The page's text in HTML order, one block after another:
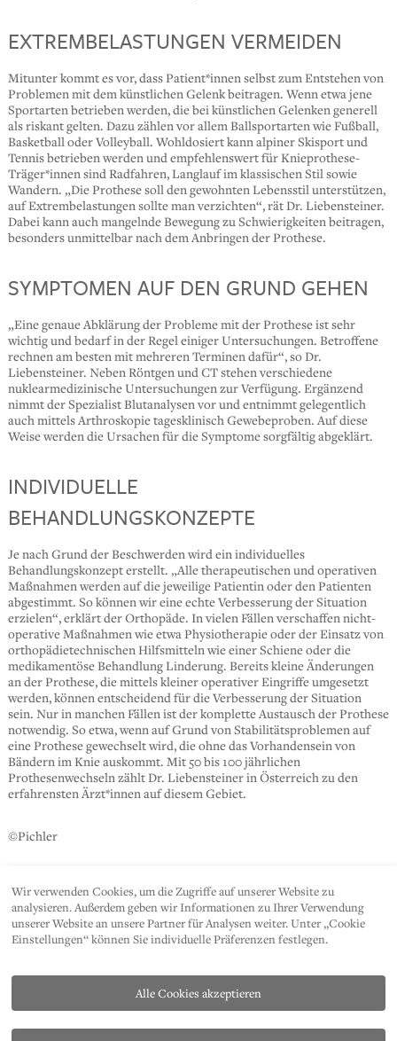
EXTREMBELASTUNGEN VERMEIDEN
Mitunter kommt es vor, dass Patient*innen selbst zum Entstehen von
Problemen mit dem künstlichen Gelenk beitragen. Wenn etwa jene
Sportarten betrieben werden, die bei künstlichen Gelenken generell
als riskant gelten. Dazu zählen vor allem Ballsportarten wie Fußball,
Basketball oder Volleyball. Wohldosiert kann alpiner Skisport und
Tennis betrieben werden und empfehlenswert für Knieprothese-
Träger*innen sind Radfahren, Langlauf im klassischen Stil sowie
Wandern. „Die Prothese soll den gewohnten Lebensstil unterstützen,
auf Extrembelastungen sollte man verzichten“, rät Dr. Liebensteiner.
Dabei kann auch mangelnde Bewegung zu Schwierigkeiten beitragen,
besonders unmittelbar nach dem Anbringen der Prothese.
SYMPTOMEN AUF DEN GRUND GEHEN
„Eine genaue Abklärung der Probleme mit der Prothese ist sehr
wichtig und bedarf in der Regel einiger Untersuchungen. Betroffene
rechnen am besten mit mehreren Terminen dafür“, so Dr.
Liebensteiner. Neben Röntgen und CT stehen verschiedene
nuklearmedizinische Untersuchungen zur Verfügung. Ergänzend
nimmt der Spezialist Blutanalysen vor und entnimmt gelegentlich
auch mittels Arthroskopie tagesklinisch Gewebeproben. Auf diese
Weise werden die Ursachen für die Symptome sorgfältig abgeklärt.
INDIVIDUELLE
BEHANDLUNGSKONZEPTE
Je nach Grund der Beschwerden wird ein individuelles
Behandlungskonzept erstellt. „Alle therapeutischen und operativen
Maßnahmen werden auf die jeweilige Patientin oder den Patienten
abgestimmt. So können wir eine echte Verbesserung der Situation
erzielen“, erklärt der Orthopäde. In vielen Fällen verschaffen nicht-
operative Maßnahmen wie etwa Physiotherapie oder der Einsatz von
orthopädietechnischen Hilfsmitteln wie einer Schiene oder die
medikamentöse Behandlung Linderung. Bereits kleine Änderungen
an der Prothese, die mittels kleiner operativer Eingriffe umgesetzt
werden, können entscheidend für die Verbesserung der Situation
sein. Nur in manchen Fällen ist der komplette Austausch der Prothese
notwendig. So etwa, wenn auf Grund von Stabilitätsproblemen auf
eine Prothese gewechselt wird, die ohne das Vorhandensein von
Bändern im Knie auskommt. Mit 50 bis 100 jährlichen
Prothesenwechseln zählt Dr. Liebensteiner in Österreich zu den
erfahrensten Ärzt*innen auf diesem Gebiet.
©Pichler
Wir verwenden Cookies, um die Zugriffe auf unserer Website zu
analysieren. Außerdem geben wir Informationen zu Ihrer Verwendung
unserer Website an unsere Partner für Analysen weiter. Unter „Cookie
Einstellungen“ können Sie individuelle Präferenzen festlegen.
Alle Cookies akzeptieren